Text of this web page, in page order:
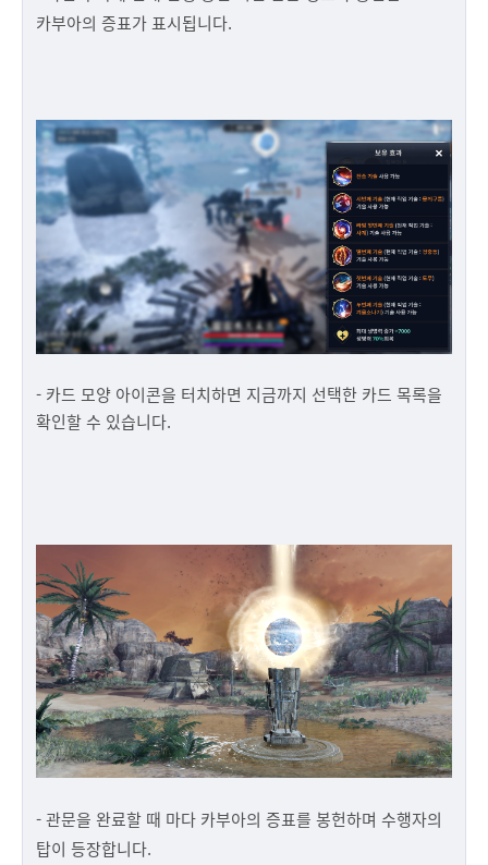
카부아의 증표가 표시됩니다.
- 카드 모양 아이콘을 터치하면 지금까지 선택한 카드 목록을
확인할 수 있습니다.
- 관문을 완료할 때 마다 카부아의 증표를 봉헌하며 수행자의
탑이 등장합니다.